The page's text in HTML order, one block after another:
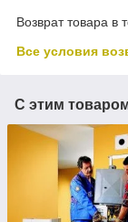
Возврат товара в
Все условия
С этим